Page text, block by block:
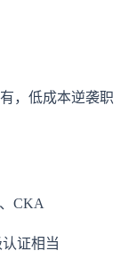
，低成本逆袭职
CKA
证相当